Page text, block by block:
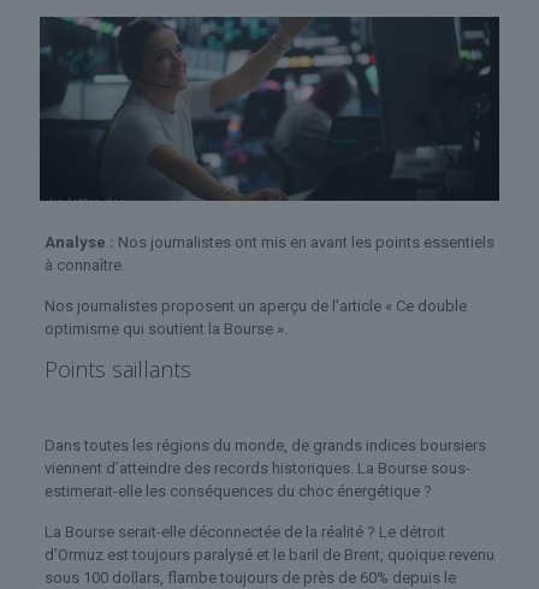
Analyse : Nos journalistes ont mis en avant les points essentiels
à connaître.
Nos journalistes proposent un aperçu de l'article « Ce double
optimisme qui soutient la Bourse ».
Points saillants
Dans toutes les régions du monde, de grands indices boursiers
viennent d’atteindre des records historiques. La Bourse sous-
estimerait-elle les conséquences du choc énergétique ?
La Bourse serait-elle déconnectée de la réalité ? Le détroit
d’Ormuz est toujours paralysé et le baril de Brent, quoique revenu
sous 100 dollars, flambe toujours de près de 60% depuis le